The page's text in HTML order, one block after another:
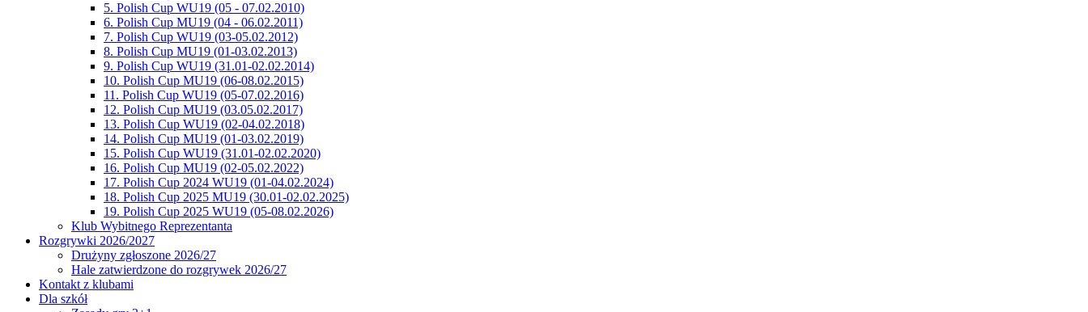
5. Polish Cup WU19 (05 - 07.02.2010)
6. Polish Cup MU19 (04 - 06.02.2011)
7. Polish Cup WU19 (03-05.02.2012)
8. Polish Cup MU19 (01-03.02.2013)
9. Polish Cup WU19 (31.01-02.02.2014)
10. Polish Cup MU19 (06-08.02.2015)
11. Polish Cup WU19 (05-07.02.2016)
12. Polish Cup MU19 (03.05.02.2017)
13. Polish Cup WU19 (02-04.02.2018)
14. Polish Cup MU19 (01-03.02.2019)
15. Polish Cup WU19 (31.01-02.02.2020)
16. Polish Cup MU19 (02-05.02.2022)
17. Polish Cup 2024 WU19 (01-04.02.2024)
18. Polish Cup 2025 MU19 (30.01-02.02.2025)
19. Polish Cup 2025 WU19 (05-08.02.2026)
Klub Wybitnego Reprezentanta
Rozgrywki 2026/2027
Drużyny zgłoszone 2026/27
Hale zatwierdzone do rozgrywek 2026/27
Kontakt z klubami
Dla szkół